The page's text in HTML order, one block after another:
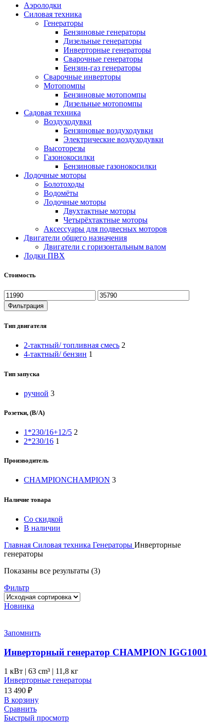
Аэролодки
Силовая техника
Генераторы
Бензиновые генераторы
Дизельные генераторы
Инверторные генераторы
Сварочные генераторы
Бензин-газ генераторы
Сварочные инверторы
Мотопомпы
Бензиновые мотопомпы
Дизельные мотопомпы
Садовая техника
Воздуходувки
Бензиновые воздуходувки
Электрические воздуходувки
Высоторезы
Газонокосилки
Бензиновые газонокосилки
Лодочные моторы
Болотоходы
Водомёты
Лодочные моторы
Двухтактные моторы
Четырёхтактные моторы
Аксессуары для подвесных моторов
Двигатели общего назначения
Двигатели с горизонтальным валом
Лодки ПВХ
Стоимость
Фильтрация
Тип двигателя
2-тактный/ топливная смесь 2
4-тактный/ бензин 1
Тип запуска
ручной 3
Розетки, (В/А)
1*230/16+12/5 2
2*230/16 1
Производитель
CHAMPIONCHAMPION 3
Наличие товара
Со скидкой
В наличии
Главная Силовая техника Генераторы Инверторные
генераторы
Показаны все результаты (3)
Фильтр
Новинка
Запомнить
Инверторный генератор CHAMPION IGG1001
1 кВт | 63 cm³ | 11,8 кг
Инверторные генераторы
13 490 ₽
В корзину
Сравнить
Быстрый просмотр